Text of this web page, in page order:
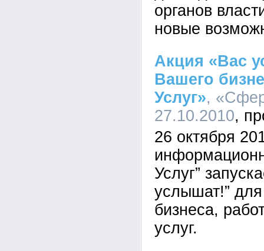
органов
новые
Акция «Вас
Вашего
Услуг»,
27.10.2010
26 октября
Услуг”
услышат!”
бизнеса,
услуг.